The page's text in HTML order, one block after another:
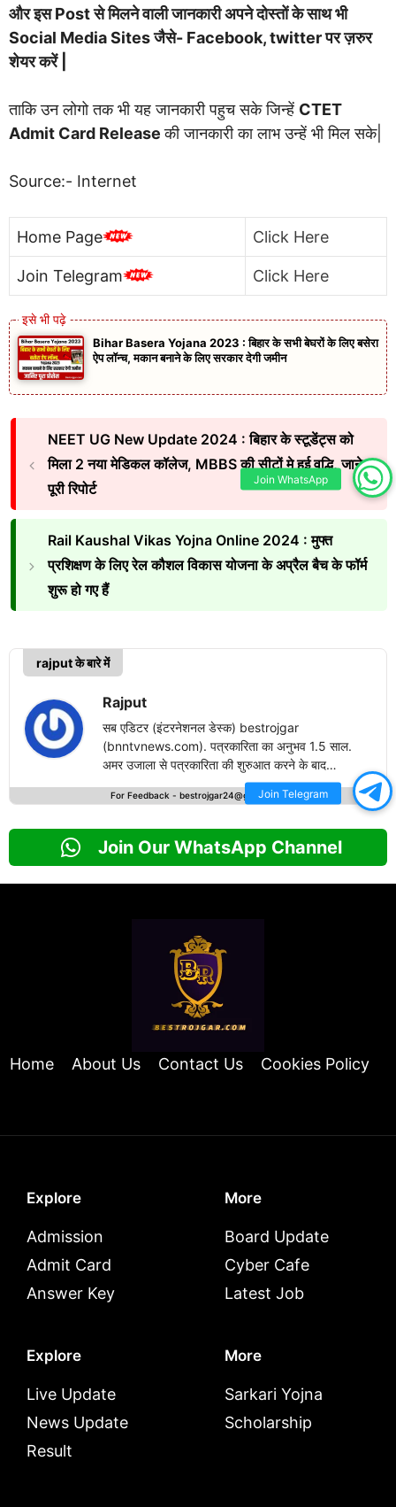
और इस Post से मिलने वाली जानकारी अपने दोस्तों के साथ भी
Social Media Sites जैसे- Facebook, twitter पर ज़रुर
शेयर करें |
ताकि उन लोगो तक भी यह जानकारी पहुच सके जिन्हें CTET
Admit Card Releaseकी जानकारी का लाभ उन्हें भी मिल सके|
Source:- Internet
Home Page Click Here
Join Telegram Click Here
Bihar Basera Yojana 2023 : बिहार के सभी बेघरों के लिए बसेरा
ऐप लॉन्च, मकान बनाने के लिए सरकार देगी जमीन
NEET UG New Update 2024 : बिहार के स्टूडेंट्स को
मिला 2 नया मेडिकल कॉलेज, MBBS की सीटों मे हुई वृद्धि, जाने
पूरी रिपोर्ट
Rail Kaushal Vikas Yojna Online 2024 : मुफ्त
प्रशिक्षण के लिए रेल कौशल विकास योजना के अप्रैल बैच के फॉर्म
शुरू हो गए हैं
rajput के बारे में
Rajput
सब एडिटर (इंटरनेशनल डेस्क) bestrojgar
(bnntvnews.com). पत्रकारिता का अनुभव 1.5 साल.
अमर उजाला से पत्रकारिता की शुरुआत करने के बाद
bestrojgari.com में नई पारी का आगाज किया है. राष्ट्रीय
एवं अंतरराष्ट्रीय खबरों के लेखन में दिलचस्पी.
For Feedback - bestrojgar24@gmail.com
Join Our WhatsApp Channel
Home About Us Contact Us Cookies Policy
Explore
Admission
Admit Card
Answer Key
More
Board Update
Cyber Cafe
Latest Job
Explore
Live Update
News Update
Result
More
Sarkari Yojna
Scholarship
Join WhatsApp
Join Telegram